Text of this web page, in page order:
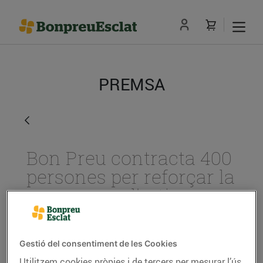
PREMSA
Bon Preu contracta 400
persones per reforçar la
campanya d’estiu
04/de juny/2018
El Grup Bon Preu amplia la seva plantilla
Gestió del consentiment de les Cookies